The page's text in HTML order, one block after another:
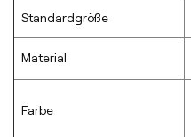
Standardgröße
Material
Farbe